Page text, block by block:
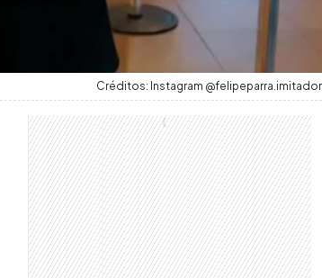
Créditos: Instagram @felipeparra.imitador